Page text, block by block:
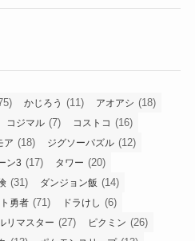
かじろう (11) アオアシ (18)
コジマル (7) コストコ (16)
ア (18) ジグソーパズル (12)
ン3 (17) タワー (20)
(31) ダンジョン飯 (14)
ト勇者 (71) ドラけし (6)
リマスター (27) ピクミン (26)